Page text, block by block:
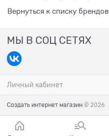
Вернуться к списку брендов
МЫ В СОЦ СЕТЯХ
Личный кабинет
Создать интернет магазин © 2026